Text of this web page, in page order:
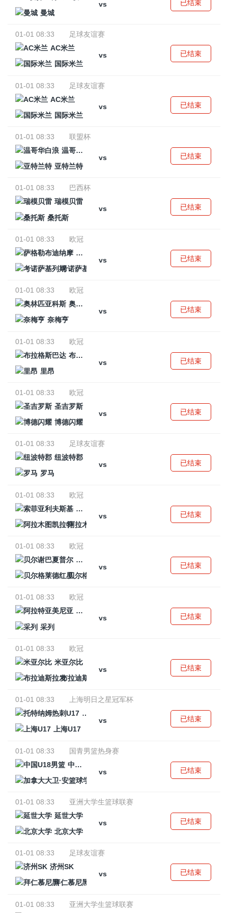
vs
曼城
已结束
01-01 08:33
足球友谊赛
AC米兰
vs
国际米兰
已结束
01-01 08:33
足球友谊赛
AC米兰
vs
国际米兰
已结束
01-01 08:33
联盟杯
温哥华白浪
vs
亚特兰特
已结束
01-01 08:33
巴西杯
瑞模贝雷
vs
桑托斯
已结束
01-01 08:33
欧冠
萨格勒布迪纳摩
vs
考诺萨基列斯
已结束
01-01 08:33
欧冠
奥林匹亚科斯
vs
奈梅亨
已结束
01-01 08:33
欧冠
布拉格斯巴达
vs
里昂
已结束
01-01 08:33
欧冠
圣吉罗斯
vs
博德闪耀
已结束
01-01 08:33
足球友谊赛
纽波特郡
vs
罗马
已结束
01-01 08:33
欧冠
索菲亚利夫斯基
vs
阿拉木图凯拉特
已结束
01-01 08:33
欧冠
贝尔谢巴夏普尔
vs
贝尔格莱德红星
已结束
01-01 08:33
欧冠
阿拉特亚美尼亚
vs
采列
已结束
01-01 08:33
欧冠
米亚尔比
vs
布拉迪斯拉发
已结束
01-01 08:33
上海明日之星冠军杯
托特纳姆热刺U17
vs
上海U17
已结束
01-01 08:33
国青男篮热身赛
中国U18男篮
vs
已结束
01-01 08:33
亚洲大学生篮球联赛
延世大学
vs
北京大学
已结束
01-01 08:33
足球友谊赛
济州SK
vs
拜仁慕尼黑
已结束
01-01 08:33
亚洲大学生篮球联赛